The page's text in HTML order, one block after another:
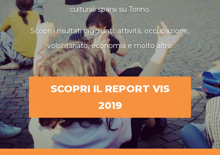
culturali sparsi su Torino.
Scopri i risultati raggiunti: attività, occupazione,
volontariato, economia e molto altro.
SCOPRI IL REPORT VIS
2019